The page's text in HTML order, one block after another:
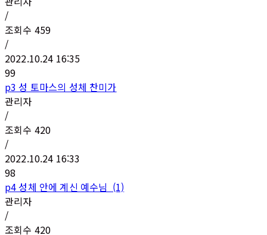
/
조회수 459
/
2022.10.24 16:35
99
p3 성 토마스의 성체 찬미가
관리자
/
조회수 420
/
2022.10.24 16:33
98
p4 성체 안에 계신 예수님 (1)
관리자
/
조회수 420